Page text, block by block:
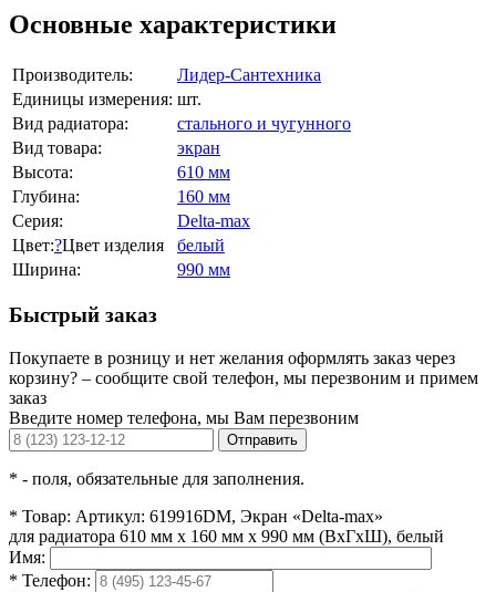
Основные характеристики
Производитель:
Лидер-Сантехника
Единицы измерения: шт.
Вид радиатора:
стального и чугунного
Вид товара:
экран
Высота:
610 мм
Глубина:
160 мм
Серия:
Delta-max
Цвет:?Цвет изделия
белый
Ширина:
990 мм
Быстрый заказ
Покупаете в розницу и нет желания оформлять заказ через
корзину? – сообщите свой телефон, мы перезвоним и примем
заказ
Введите номер телефона, мы Вам перезвоним
Отправить
* - поля, обязательные для заполнения.
* Товар: Артикул: 619916DM, Экран «Delta-max»
для радиатора 610 мм х 160 мм х 990 мм (ВхГхШ), белый
Имя:
* Телефон: